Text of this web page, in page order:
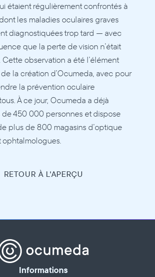
étaient régulièrement confrontés à
les maladies oculaires graves
diagnostiquées trop tard — avec
que la perte de vision n’était
observation a été l’élément
la création d’Ocumeda, avec pour
la prévention oculaire
À ce jour, Ocumeda a déjà
de 450 000 personnes et dispose
plus de 800 magasins d’optique
ophtalmologues.
RETOUR À L'APERÇU
Informations